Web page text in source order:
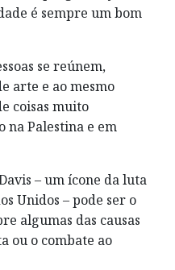
é sempre um bom
se reúnem,
arte e ao mesmo
coisas muito
na Palestina e em
– um ícone da luta
Unidos – pode ser o
algumas das causas
ou o combate ao